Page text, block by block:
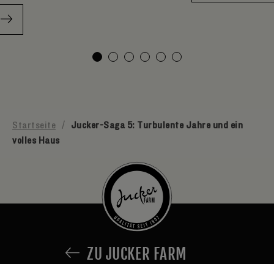
Startseite /
Jucker-Saga 5: Turbulente Jahre und ein
volles Haus
ZU JUCKER FARM